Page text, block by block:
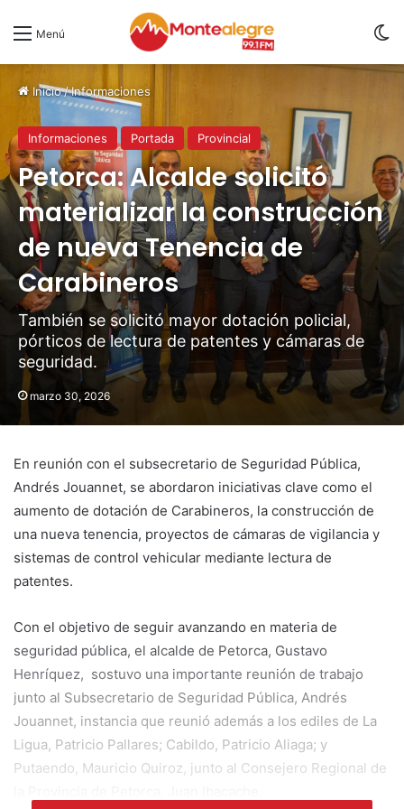
Menú
Inicio/Informaciones
Informaciones Portada Provincial
Petorca: Alcalde solicitó
materializar la construcción
de nueva Tenencia de
Carabineros
También se solicitó mayor dotación policial,
pórticos de lectura de patentes y cámaras de
seguridad.
marzo 30, 2026
En reunión con el subsecretario de Seguridad Pública,
Andrés Jouannet, se abordaron iniciativas clave como el
aumento de dotación de Carabineros, la construcción de
una nueva tenencia, proyectos de cámaras de vigilancia y
sistemas de control vehicular mediante lectura de
patentes.
Con el objetivo de seguir avanzando en materia de
seguridad pública, el alcalde de Petorca, Gustavo
Henríquez, sostuvo una importante reunión de trabajo
junto al Subsecretario de Seguridad Pública, Andrés
Jouannet, instancia que reunió además a los ediles de La
Ligua, Patricio Pallares; Cabildo, Patricio Aliaga; y
Putaendo, Mauricio Quiroz, junto al Consejero Regional de